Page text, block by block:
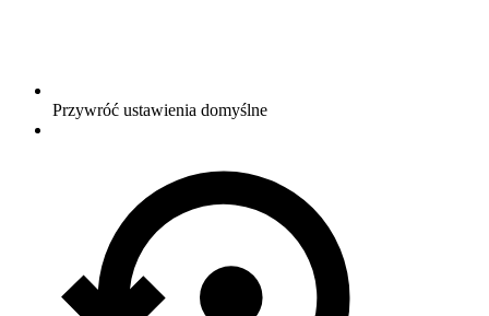
Przywróć ustawienia domyślne